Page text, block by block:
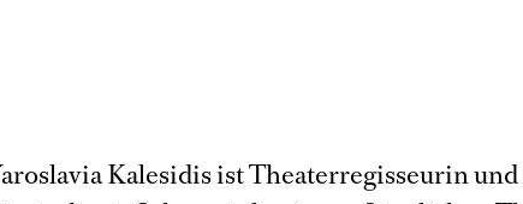
Kalesidis ist Theaterregisseurin